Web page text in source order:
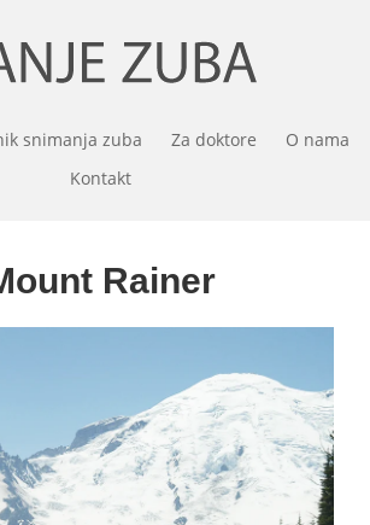
snimanja zuba Za doktore
O nama
Kontakt
Rainer